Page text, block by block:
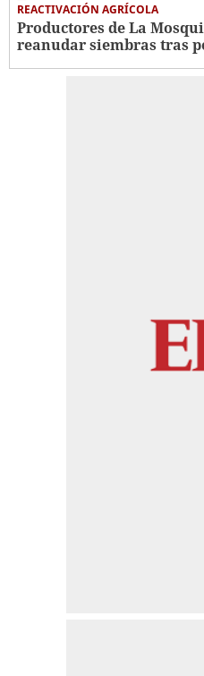
REACTIVACIÓN AGRÍCOLA
Productores de La
reanudar siembras tras